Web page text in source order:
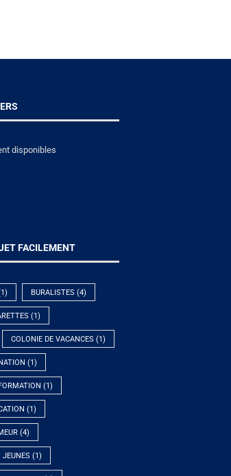
disponibles
FACILEMENT
BURALISTES (4)
(1)
COLONIE DE VACANCES (1)
(1)
(1)
(1)
(4)
JEUNES (1)